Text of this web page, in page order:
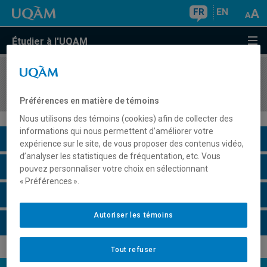
FR EN
Étudier à l'UQAM
COURS//
Description du cours
Horaire - Été 2026
Préférences en matière de témoins
Nous utilisons des témoins (cookies) afin de collecter des
informations qui nous permettent d’améliorer votre
expérience sur le site, de vous proposer des contenus vidéo,
d’analyser les statistiques de fréquentation, etc. Vous
pouvez personnaliser votre choix en sélectionnant
« Préférences ».
Tout refuser
Autoriser les témoins